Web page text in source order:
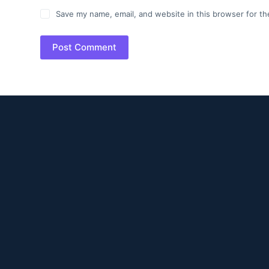
Save my name, email, and website in this browser for
Post Comment